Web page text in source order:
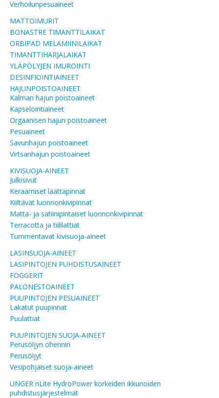
Verhoilunpesuaineet
MATTOIMURIT
BONASTRE TIMANTTILAIKAT
ORBIPAD MELAMIINILAIKAT
TIMANTTIHARJALAIKAT
YLÄPÖLYJEN IMUROINTI
DESINFIOINTIAINEET
HAJUNPOISTOAINEET
Kalman hajun poistoaineet
Kapselointiaineet
Orgaanisen hajun poistoaineet
Pesuaineet
Savunhajun poistoaineet
Virtsanhajun poistoaineet
KIVISUOJA-AINEET
Julkisivut
Keraamiset laattapinnat
Kiiltävät luonnonkivipinnat
Matta- ja satiinipintaiset luonnonkivipinnat
Terracotta ja tiililattiat
Tummentavat kivisuoja-aineet
LASINSUOJA-AINEET
LASIPINTOJEN PUHDISTUSAINEET
FOGGERIT
PALONESTOAINEET
PUUPINTOJEN PESUAINEET
Lakatut puupinnat
Puulattiat
PUUPINTOJEN SUOJA-AINEET
Perusöljyn ohennin
Perusöljyt
Vesipohjaiset suoja-aineet
UNGER nLite HydroPower korkeiden ikkunoiden
puhdistusjärjestelmät